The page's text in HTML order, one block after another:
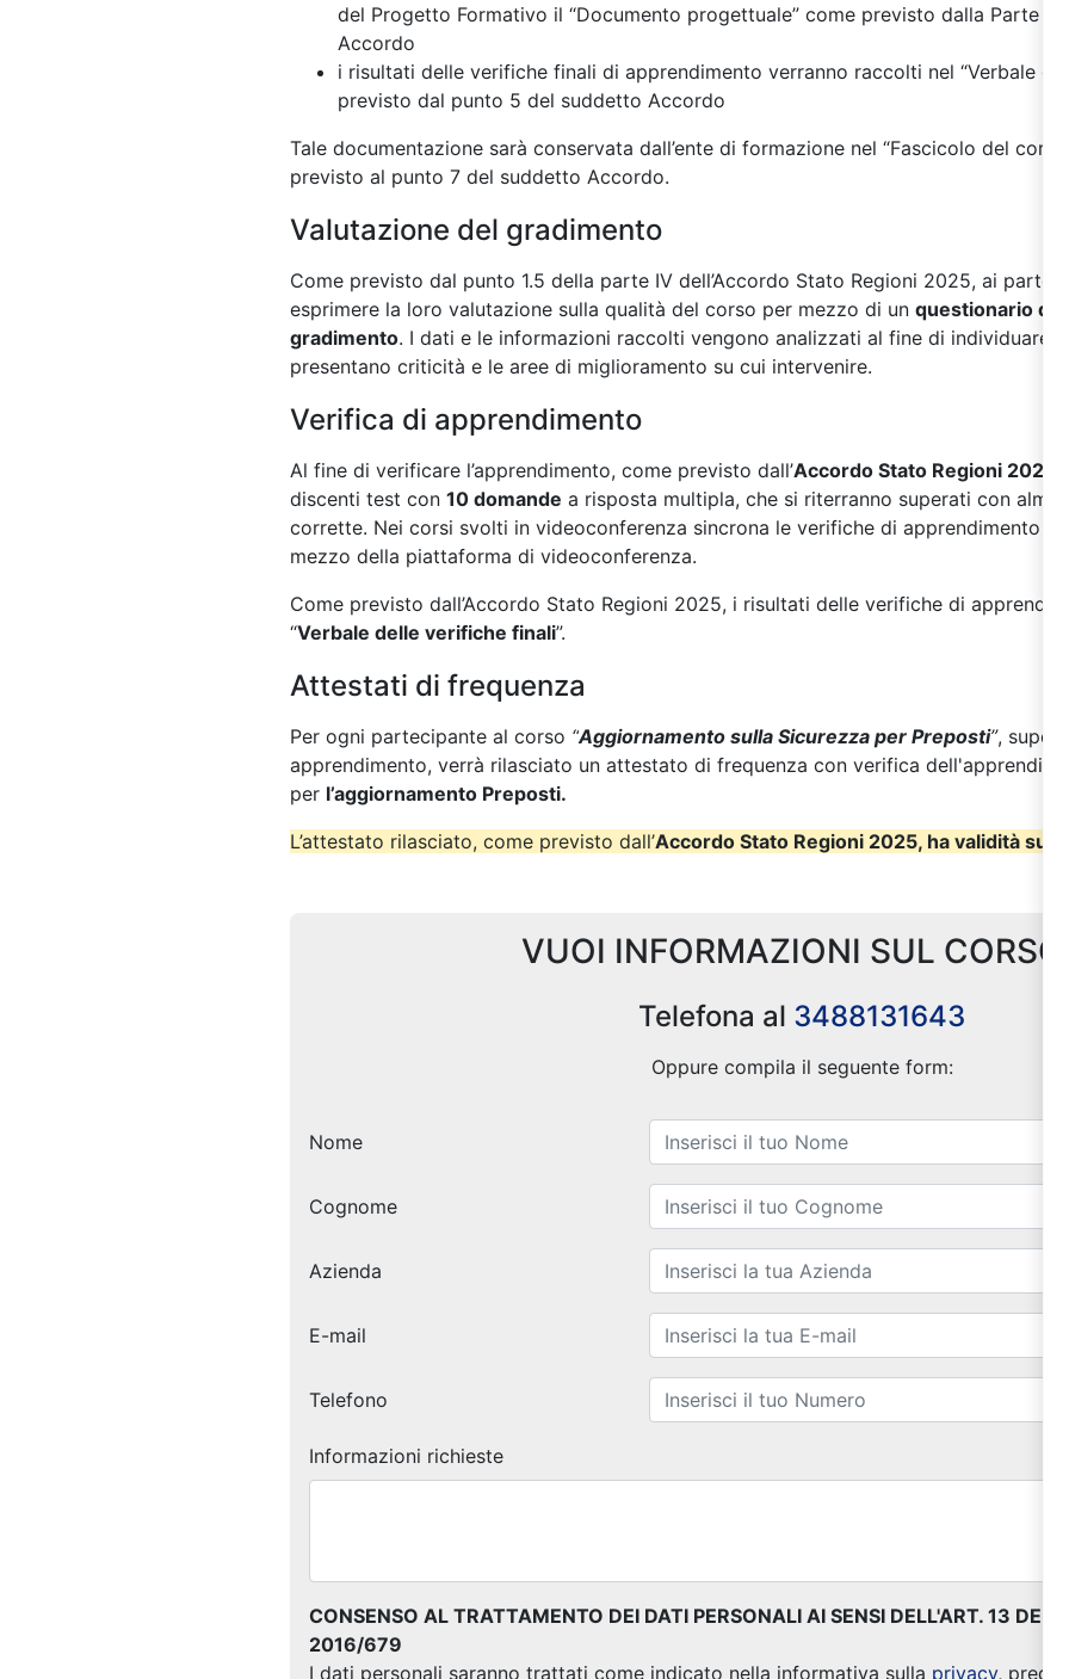
del Progetto Formativo il “Documento progettuale” come previsto dalla Parte IV
Accordo
i risultati delle verifiche finali di apprendimento verranno raccolti nel “Verbale
previsto dal punto 5 del suddetto Accordo
Tale documentazione sarà conservata dall’ente di formazione nel “Fascicolo del
previsto al punto 7 del suddetto Accordo.
Valutazione del gradimento
Come previsto dal punto 1.5 della parte IV dell’Accordo Stato Regioni 2025, ai
esprimere la loro valutazione sulla qualità del corso per mezzo di un questionario di
gradimento. I dati e le informazioni raccolti vengono analizzati al fine di individuare
presentano criticità e le aree di miglioramento su cui intervenire.
Verifica di apprendimento
Al fine di verificare l’apprendimento, come previsto dall’Accordo Stato Regioni 2025
discenti test con 10 domande a risposta multipla, che si riterranno superati con
corrette. Nei corsi svolti in videoconferenza sincrona le verifiche di apprendimento
mezzo della piattaforma di videoconferenza.
Come previsto dall’Accordo Stato Regioni 2025, i risultati delle verifiche di
“Verbale delle verifiche finali”.
Attestati di frequenza
Per ogni partecipante al corso “Aggiornamento sulla Sicurezza per Preposti”,
apprendimento, verrà rilasciato un attestato di frequenza con verifica
per l’aggiornamento Preposti.
L’attestato rilasciato, come previsto dall’Accordo Stato Regioni 2025, ha validità su
VUOI INFORMAZIONI SUL CORSO?
Telefona al 3488131643
Oppure compila il seguente form:
Nome
Cognome
Azienda
E-mail
Telefono
Informazioni richieste
CONSENSO AL TRATTAMENTO DEI DATI PERSONALI AI SENSI DELL'ART. 13 DEL
2016/679
I dati personali saranno trattati come indicato nella informativa sulla privacy,